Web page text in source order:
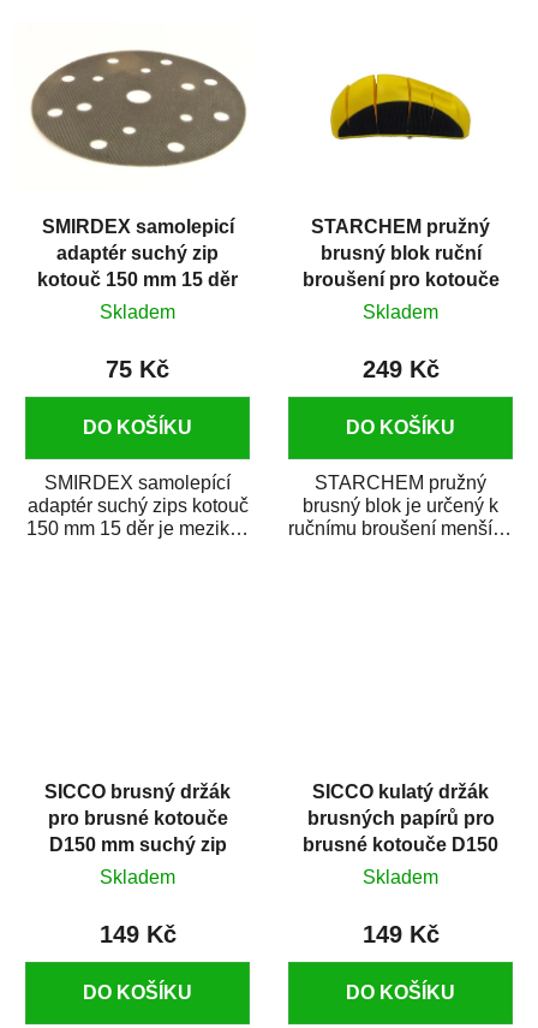
SMIRDEX samolepicí
adaptér suchý zip
kotouč 150 mm 15 děr
Skladem
75 Kč
DO KOŠÍKU
SMIRDEX samolepící
adaptér suchý zips kotouč
150 mm 15 děr je mezikus
STARCHEM pružný
brusný blok ruční
broušení pro kotouče
D150 mm
Skladem
249 Kč
DO KOŠÍKU
STARCHEM pružný
brusný blok je určený k
ručnímu broušení menších
SICCO brusný držák
pro brusné kotouče
D150 mm suchý zip
Skladem
149 Kč
DO KOŠÍKU
SICCO kulatý držák
brusných papírů pro
brusné kotouče D150
mm suchý zip
Skladem
149 Kč
DO KOŠÍKU